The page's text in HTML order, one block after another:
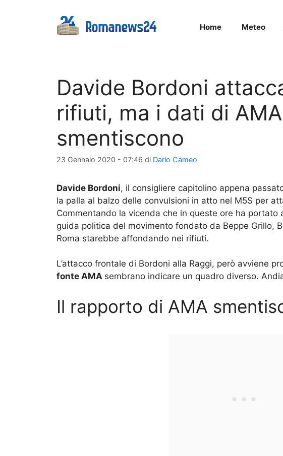
Home Meteo
Davide Bordoni
rifiuti, ma i dati di
smentiscono
23 Gennaio 2020 - 07:46 di Dario Cameo
Davide Bordoni, il consigliere capitolino appena
la palla al balzo delle convulsioni in atto nel M5S per
Commentando la vicenda che in queste ore ha portato
guida politica del movimento fondato da Beppe Grillo,
Roma starebbe affondando nei rifiuti.
L’attacco frontale di Bordoni alla Raggi, però avviene
fonte AMA sembrano indicare un quadro diverso.
Il rapporto di AMA